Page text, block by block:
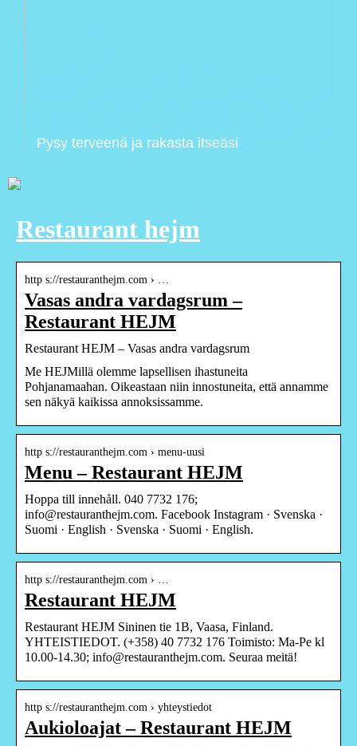
Pysy terveenä ja rakasta itseäsi
Restaurant hejm
http s://restauranthejm.com › …
Vasas andra vardagsrum –
Restaurant HEJM
Restaurant HEJM – Vasas andra vardagsrum
Me HEJMillä olemme lapsellisen ihastuneita
Pohjanamaahan. Oikeastaan niin innostuneita, että annamme
sen näkyä kaikissa annoksissamme.
http s://restauranthejm.com › menu-uusi
Menu – Restaurant HEJM
Hoppa till innehåll. 040 7732 176;
info@restauranthejm.com. Facebook Instagram · Svenska ·
Suomi · English · Svenska · Suomi · English.
http s://restauranthejm.com › …
Restaurant HEJM
Restaurant HEJM Sininen tie 1B, Vaasa, Finland.
YHTEISTIEDOT. (+358) 40 7732 176 Toimisto: Ma-Pe kl
10.00-14.30; info@restauranthejm.com. Seuraa meitä!
http s://restauranthejm.com › yhteystiedot
Aukioloajat – Restaurant HEJM